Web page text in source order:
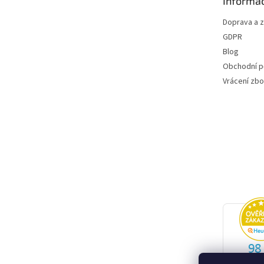
Doprava a
GDPR
Blog
Obchodní
Vrácení